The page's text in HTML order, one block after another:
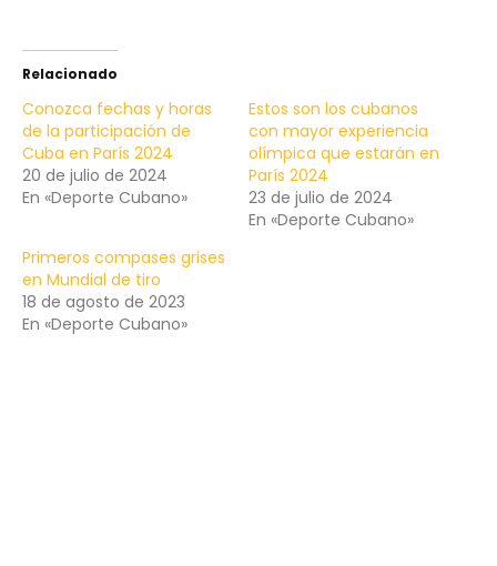
Relacionado
Conozca fechas y horas
de la participación de
Cuba en París 2024
20 de julio de 2024
En «Deporte Cubano»
Estos son los cubanos
con mayor experiencia
olímpica que estarán en
París 2024
23 de julio de 2024
En «Deporte Cubano»
Primeros compases grises
en Mundial de tiro
18 de agosto de 2023
En «Deporte Cubano»